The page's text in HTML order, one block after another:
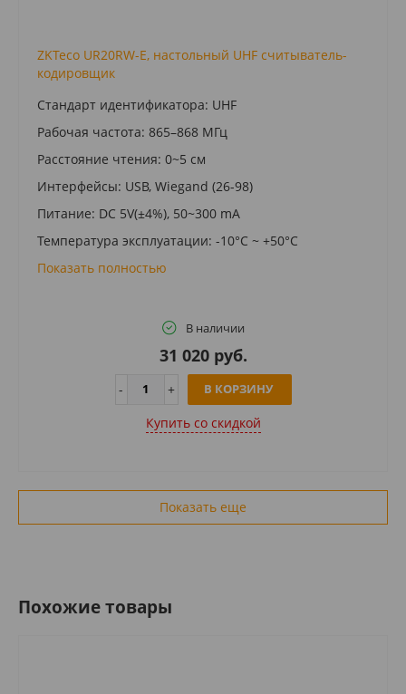
ZKTeco UR20RW-E, настольный UHF считыватель-
кодировщик
Стандарт идентификатора: UHF
Рабочая частота: 865–868 MГц
Расстояние чтения: 0~5 см
Интерфейсы: USB, Wiegand (26-98)
Питание: DC 5V(±4%), 50~300 mA
Температура эксплуатации: -10°C ~ +50°C
Показать полностью
В наличии
31 020 руб.
В КОРЗИНУ
Купить cо скидкой
Показать еще
Похожие товары